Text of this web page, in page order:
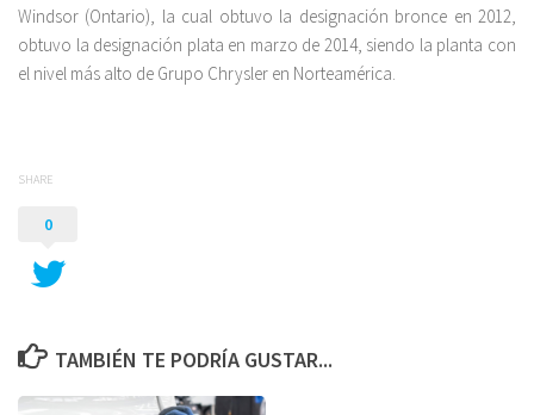
Windsor (Ontario), la cual obtuvo la designación bronce en 2012,
obtuvo la designación plata en marzo de 2014, siendo la planta con
el nivel más alto de Grupo Chrysler en Norteamérica.
SHARE
0
TAMBIÉN TE PODRÍA GUSTAR...